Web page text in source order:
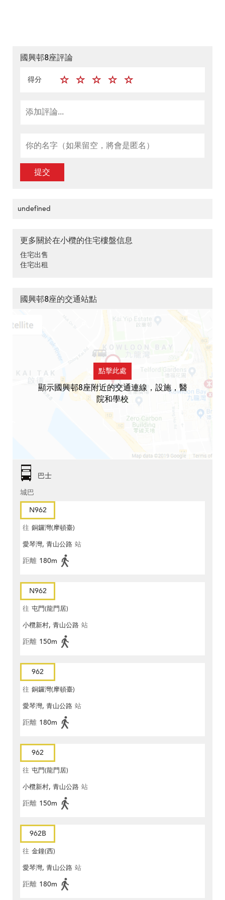
國興邨8座評論
得分
提交
undefined
更多關於在小欖的住宅樓盤信息
住宅出售
住宅出租
國興邨8座的交通站點
點擊此處
顯示國興邨8座附近的交通連線，設施，醫
院和學校
巴士
城巴
N962
往 銅鑼灣(摩頓臺)
愛琴灣, 青山公路 站
距離 180m
N962
往 屯門(龍門居)
小欖新村, 青山公路 站
距離 150m
962
往 銅鑼灣(摩頓臺)
愛琴灣, 青山公路 站
距離 180m
962
往 屯門(龍門居)
小欖新村, 青山公路 站
距離 150m
962B
往 金鐘(西)
愛琴灣, 青山公路 站
距離 180m